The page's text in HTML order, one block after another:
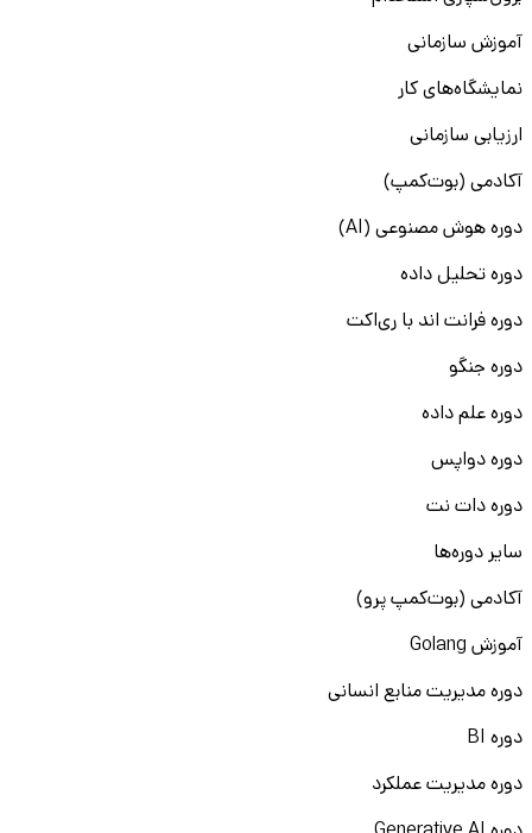
آموزش سازمانی
نمایشگاه‌های کار
ارزیابی سازمانی
آکادمی (بوت‌کمپ)
دوره هوش مصنوعی (AI)
دوره تحلیل داده
دوره فرانت اند با ری‌اکت
دوره جنگو
دوره علم داده
دوره دواپس
دوره دات نت
سایر دوره‌ها
آکادمی (بوت‌کمپ پرو)
آموزش Golang
دوره مدیریت منابع انسانی
دوره BI
دوره مدیریت عملکرد